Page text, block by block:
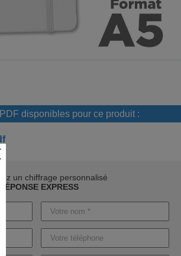
disponibles pour ce produit :
un chiffrage personnalisé
RÉPONSE EXPRESS